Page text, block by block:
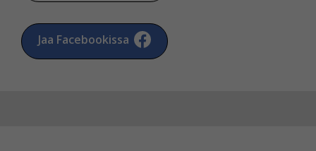
Jaa Facebookissa